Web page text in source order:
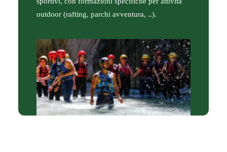
outdoor (rafting, parchi avventura, ..).